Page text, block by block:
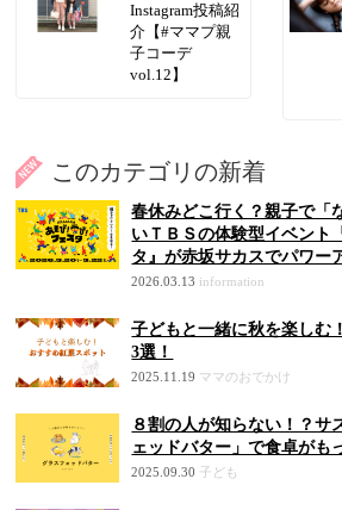
Instagram投稿紹
介【#ママプ親
子コーデ
vol.12】
このカテゴリの新着
春休みどこ行く？親子で「
いＴＢＳの体験型イベント
タ』が赤坂サカスでパワー
2026.03.13 information
子どもと一緒に秋を楽しむ
3選！
2025.11.19 ママのおでかけ
８割の人が知らない！？サ
ェッドバター」で食卓がも
2025.09.30 子ども